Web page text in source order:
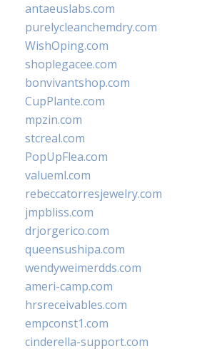
antaeuslabs.com
purelycleanchemdry.com
WishOping.com
shoplegacee.com
bonvivantshop.com
CupPlante.com
mpzin.com
stcreal.com
PopUpFlea.com
valueml.com
rebeccatorresjewelry.com
jmpbliss.com
drjorgerico.com
queensushipa.com
wendyweimerdds.com
ameri-camp.com
hrsreceivables.com
empconst1.com
cinderella-support.com